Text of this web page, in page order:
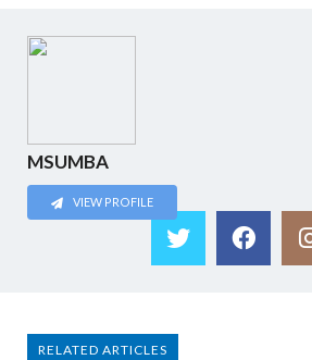
MSUMBA
VIEW PROFILE
RELATED ARTICLES